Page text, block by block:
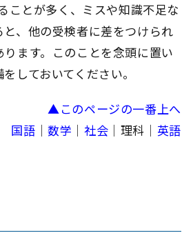
ことが多く、ミスや知識不足な
と、他の受検者に差をつけられ
ます。このことを念頭に置い
しておいてください。
▲このページの一番上へ
国語 ｜数学 ｜社会 ｜理科｜ 英語